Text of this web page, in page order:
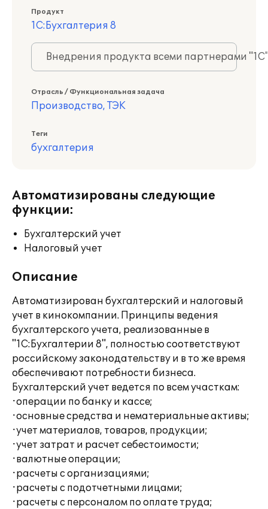
Продукт
1С:Бухгалтерия 8
Внедрения продукта всеми партнерами
Отрасль / Функциональная задача
Производство, ТЭК
Теги
бухгалтерия
Автоматизированы следующие
функции:
Бухгалтерский учет
Налоговый учет
Описание
Автоматизирован бухгалтерский и налоговый
учет в кинокомпании. Принципы ведения
бухгалтерского учета, реализованные в
"1С:Бухгалтерии 8", полностью соответствуют
российскому законодательству и в то же время
обеспечивают потребности бизнеса.
Бухгалтерский учет ведется по всем участкам:
·операции по банку и кассе;
·основные средства и нематериальные активы;
·учет материалов, товаров, продукции;
·учет затрат и расчет себестоимости;
·валютные операции;
·расчеты с организациями;
·расчеты с подотчетными лицами;
·расчеты с персоналом по оплате труда;